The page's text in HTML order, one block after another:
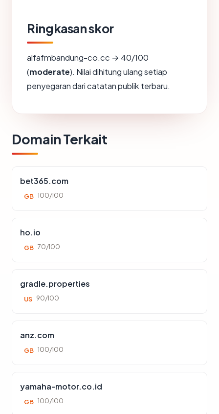
Ringkasan skor
alfafmbandung-co.cc → 40/100
(moderate). Nilai dihitung ulang setiap
penyegaran dari catatan publik terbaru.
Domain Terkait
bet365.com
GB 100/100
ho.io
GB 70/100
gradle.properties
US 90/100
anz.com
GB 100/100
yamaha-motor.co.id
GB 100/100